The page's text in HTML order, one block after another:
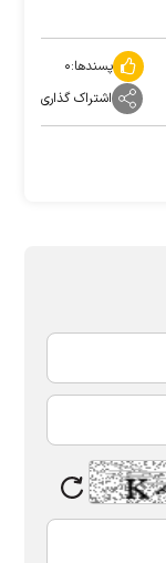
پسندها:۰
اشتراک گذاری